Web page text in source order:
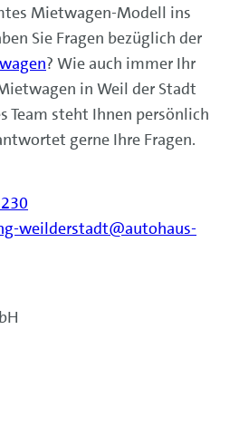
Mietwagen-Modell ins
Sie Fragen bezüglich der
? Wie auch immer Ihr
in Weil der Stadt
Team steht Ihnen persönlich
gerne Ihre Fragen.
weilderstadt@autohaus-